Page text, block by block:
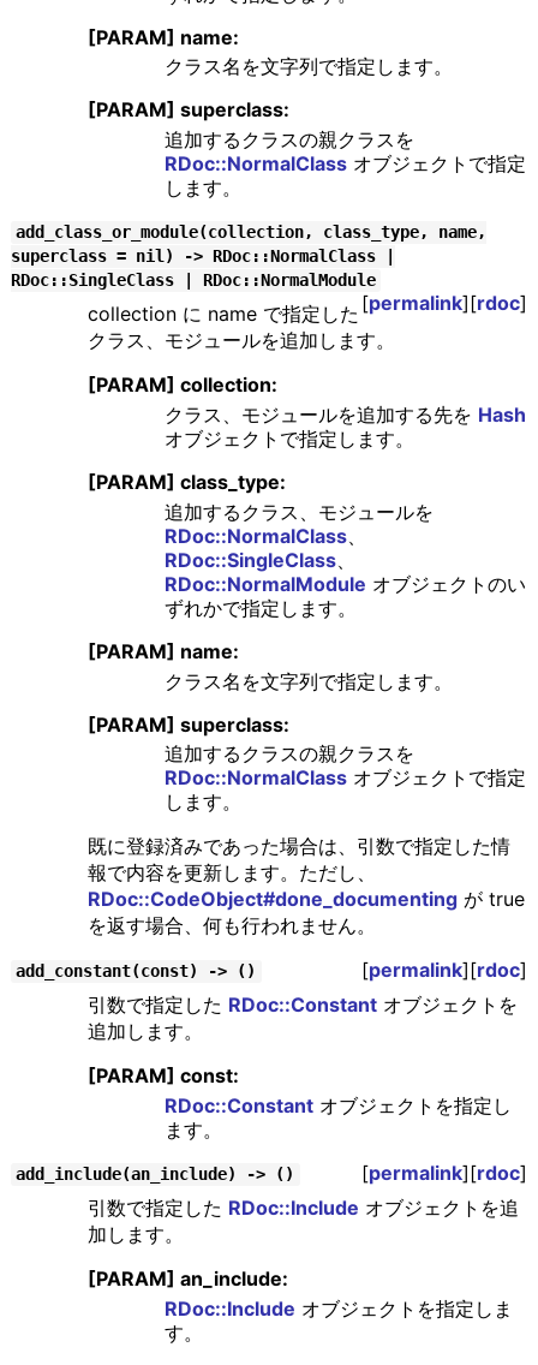
[PARAM] name:
クラス名を文字列で指定します。
[PARAM] superclass:
追加するクラスの親クラスを
RDoc::NormalClassオブジェクトで指定
します。
add_class_or_module(collection, class_type, name,
superclass = nil) -> RDoc::NormalClass |
RDoc::SingleClass | RDoc::NormalModule
[permalink][rdoc]
collection に name で指定した
クラス、モジュールを追加します。
[PARAM] collection:
クラス、モジュールを追加する先を Hash
オブジェクトで指定します。
[PARAM] class_type:
追加するクラス、モジュールを
RDoc::NormalClass、
RDoc::SingleClass、
RDoc::NormalModule オブジェクトのい
ずれかで指定します。
[PARAM] name:
クラス名を文字列で指定します。
[PARAM] superclass:
追加するクラスの親クラスを
RDoc::NormalClassオブジェクトで指定
します。
既に登録済みであった場合は、引数で指定した情
報で内容を更新します。ただし、
RDoc::CodeObject#done_documentingが true
を返す場合、何も行われません。
add_constant(const) -> () [permalink][rdoc]
引数で指定した RDoc::Constantオブジェクトを
追加します。
[PARAM] const:
RDoc::Constantオブジェクトを指定し
ます。
add_include(an_include) -> () [permalink][rdoc]
引数で指定した RDoc::Include オブジェクトを追
加します。
[PARAM] an_include:
RDoc::Include オブジェクトを指定しま
す。